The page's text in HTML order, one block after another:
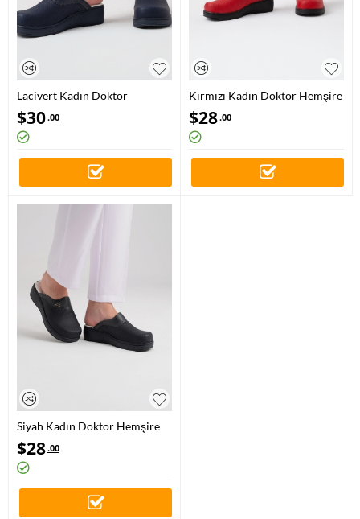
Lacivert Kadın Doktor
Hemşire Medikal Plus Prestij
Desenli Sabo Terlik
$30.00
Kırmızı Kadın Doktor Hemşire
Medikal Plus Prestij Desenli
Sabo Terlik
$28.00
Siyah Kadın Doktor Hemşire
Medikal Plus Prestij Desenli
Sabo Terlik
$28.00